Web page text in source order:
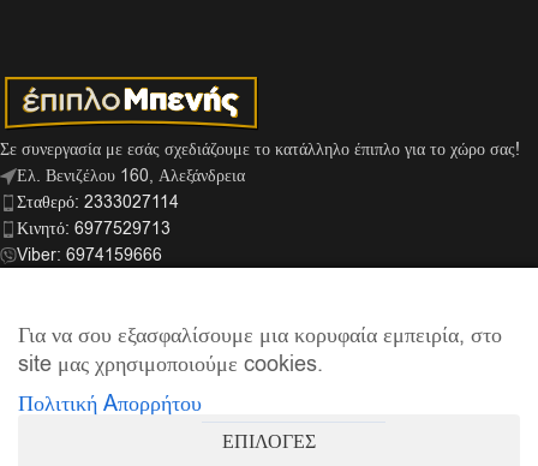
Σε συνεργασία με εσάς σχεδιάζουμε το κατάλληλο έπιπλο για το χώρο σας!
Ελ. Βενιζέλου 160, Αλεξάνδρεια
Σταθερό: 2333027114
Κινητό: 6977529713
Viber: 6974159666
ΣΎΝΔΕΣΜΟΙ
ΠΛΗΡΟΦΟΡΊΕΣ
Έπιπλο Μπενής| Supported by
Για να σου εξασφαλίσουμε μια κορυφαία εμπειρία, στο
site μας χρησιμοποιούμε cookies.
Πολιτική Aπορρήτου
ΕΠΙΛΟΓΕΣ